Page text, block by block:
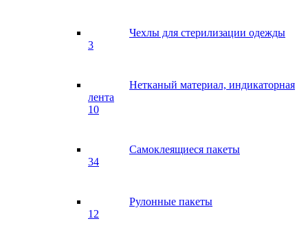
Чехлы для стерилизации одежды
3
Нетканый материал, индикаторная
лента
10
Самоклеящиеся пакеты
34
Рулонные пакеты
12